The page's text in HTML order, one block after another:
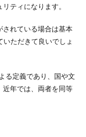
ティになります。
れている場合は基本
ただきて良いでしょ
る定義であり、国や文
近年では、両者を同等